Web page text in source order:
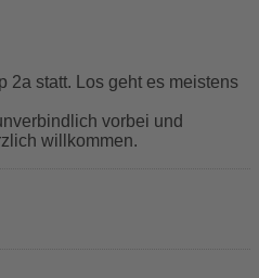
2a statt. Los geht es meistens
vorbei und
willkommen.